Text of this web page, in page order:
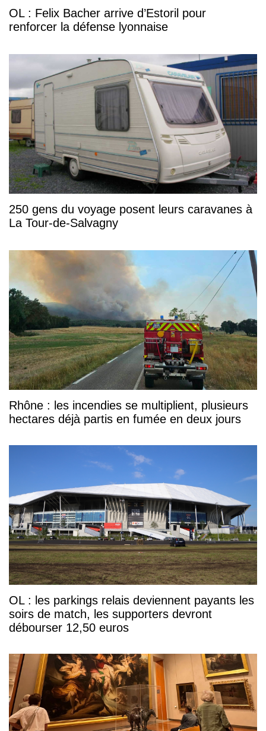
OL : Felix Bacher arrive d’Estoril pour
renforcer la défense lyonnaise
250 gens du voyage posent leurs caravanes à
La Tour-de-Salvagny
Rhône : les incendies se multiplient, plusieurs
hectares déjà partis en fumée en deux jours
OL : les parkings relais deviennent payants les
soirs de match, les supporters devront
débourser 12,50 euros